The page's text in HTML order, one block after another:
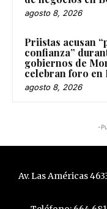
agosto 8, 2026
Priistas acusan
confianza”
gobiernos de
celebran foro en
agosto 8, 2026
-
Av. Las Américas